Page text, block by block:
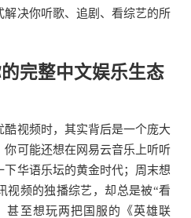
解决你听歌、追剧、看综艺的所
完整中文娱乐生态
酷视频时，其实背后是一个庞大
你可能还想在网易云音乐上听听
华语乐坛的黄金时代；周末想
视频的独播综艺，却总是被“看
甚至想玩两把国服的《英雄联